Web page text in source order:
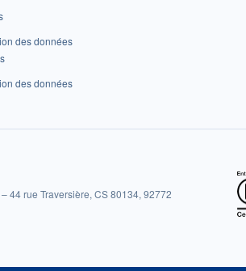
des données
des données
44 rue Traversière, CS 80134, 92772